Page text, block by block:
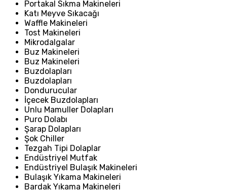
Portakal Sıkma Makineleri
Katı Meyve Sıkacağı
Waffle Makineleri
Tost Makineleri
Mikrodalgalar
Buz Makineleri
Buz Makineleri
Buzdolapları
Buzdolapları
Dondurucular
İçecek Buzdolapları
Unlu Mamuller Dolapları
Puro Dolabı
Şarap Dolapları
Şok Chiller
Tezgah Tipi Dolaplar
Endüstriyel Mutfak
Endüstriyel Bulaşık Makineleri
Bulaşık Yıkama Makineleri
Bardak Yıkama Makineleri